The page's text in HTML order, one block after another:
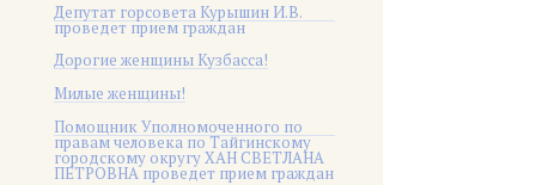
Депутат горсовета Курышин И.В.
проведет прием граждан
Дорогие женщины Кузбасса!
Милые женщины!
Помощник Уполномоченного по
правам человека по Тайгинскому
городскому округу ХАН СВЕТЛАНА
ПЕТРОВНА проведет прием граждан